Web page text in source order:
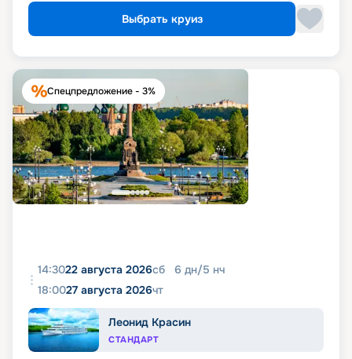
Выбрать круиз
Спецпредложение - 3%
14:3022 августа 2026сб 6 дн/5 нч
18:0027 августа 2026чт
Леонид Красин
СТАНДАРТ